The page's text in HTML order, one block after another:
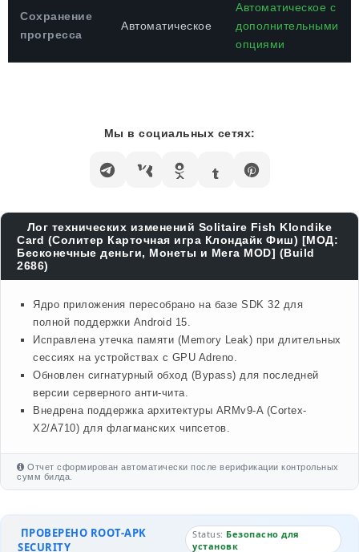
Сохранение
прогресса
Автоматическое
Автоматическое с
дополнительными
опциями
Мы в социальных сетях:
Лог технических изменений Solitaire Fish Klondike
Card (Солитер Карточная игра Клондайк Фиш) [МОД:
Бесконечные деньги, Монеты и Мега MOD] (Build
2686)
Ядро приложения пересобрано на базе SDK 32 для
полной поддержки Android 15.
Исправлена утечка памяти (Memory Leak) при длительных
сессиях на устройствах с GPU Adreno.
Обновлен сигнатурный обход (Bypass) для последней
версии серверного анти-чита.
Внедрена поддержка архитектуры ARMv9-A (Cortex-
X2/A710) для флагманских чипсетов.
Отчет сформирован автоматически после верификации контрольных
сумм билда.
ПРОВЕРЕНО ROOT-APK
SECURITY
Status: Безопасно для
установк